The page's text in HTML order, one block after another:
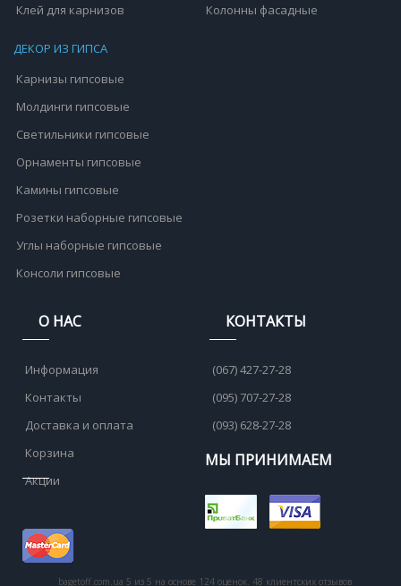
Клей для карнизов
Колонны фасадные
ДЕКОР ИЗ ГИПСА
Карнизы гипсовые
Молдинги гипсовые
Светильники гипсовые
Орнаменты гипсовые
Камины гипсовые
Розетки наборные гипсовые
Углы наборные гипсовые
Консоли гипсовые
О НАС
Информация
Контакты
Доставка и оплата
Корзина
Акции
КОНТАКТЫ
(067) 427-27-28
(095) 707-27-28
(093) 628-27-28
МЫ ПРИНИМАЕМ
bagetoff.com.ua 5 из 5 на основе 124 оценок. 48 клиентских отзывов